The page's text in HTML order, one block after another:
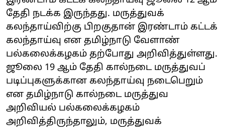
தேதி நடக்க இருந்தது. மருத்துவக்
கலந்தாய்விற்கு பிறகுதான் இரண்டாம் கட்டக்
கலந்தாய்வு என தமிழ்நாடு வேளாண்
பல்கலைக்கழகம் தற்போது அறிவித்துள்ளது.
ஜூலை 19 ஆம் தேதி கால்நடை மருத்துவப்
படிப்புகளுக்கான கலந்தாய்வு நடைபெறும்
என தமிழ்நாடு கால்நடை மருத்துவ
அறிவியல் பல்கலைக்க‌ழகம்
அறிவித்திருந்தாலும், மருத்துவக்